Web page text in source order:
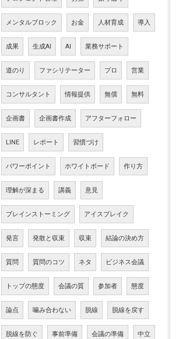
メンタルブロック お金 人材育成 導入
成果 生成AI AI 業務サポート
道のり ファシリテーター プロ 営業
コンサルタント 情報提供 無償 無料
企画書 企画書作成 アフターフォロー
LINE レポート 習慣づけ
パワーポイント ホワイトボード 作り方
理解が深まる 講義 意見
ブレインストーミング アイスブレイク
発言 発散と収束 収束 結論の決め方
質問 質問のコツ ネタ ビジネス会議
トップの態度 会議の質 参加者 態度
論点 噛み合わない 脱線 脱線を戻す
脱線を防ぐ 事前準備 会議の準備 中立